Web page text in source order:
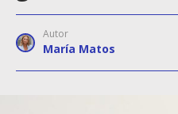
Autor
María Matos